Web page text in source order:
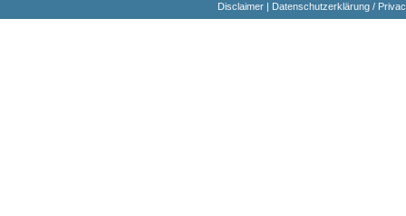
Disclaimer| Datenschutzerklärung /